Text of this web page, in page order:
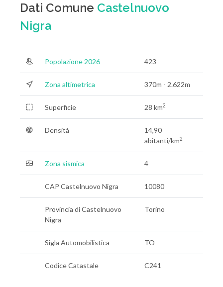
Dati Comune Castelnuovo
Nigra
Popolazione 2026 423
Zona altimetrica 370m - 2.622m
Superficie 28 km2
Densità
14,90
abitanti/km2
Zona sismica 4
CAP Castelnuovo Nigra 10080
Provincia di Castelnuovo
Nigra
Torino
Sigla Automobilistica TO
Codice Catastale C241